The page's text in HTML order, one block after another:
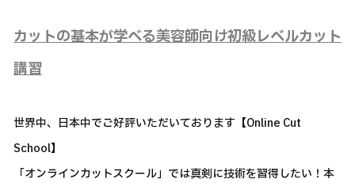
カットの基本が学べる美容師向け初級レベルカット
講習
世界中、日本中でご好評いただいております【Online Cut
School】
「オンラインカットスクール」では真剣に技術を習得したい！本